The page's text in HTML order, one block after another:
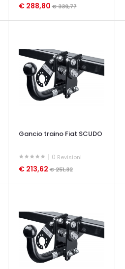
€ 288,80€ 339,77
OCCHIATA VELOCE
Gancio traino Fiat SCUDO
0 Revisioni
€ 213,62€ 251,32
OCCHIATA VELOCE